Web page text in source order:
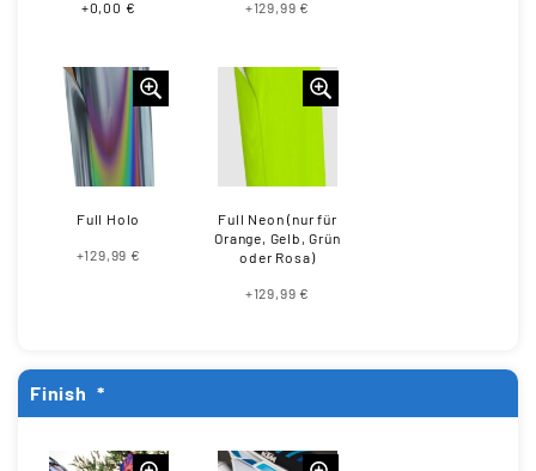
+0,00 € +129,99 €
Full Holo
+129,99 €
Full Neon (nur für
Orange, Gelb, Grün
oder Rosa)
+129,99 €
Finish *